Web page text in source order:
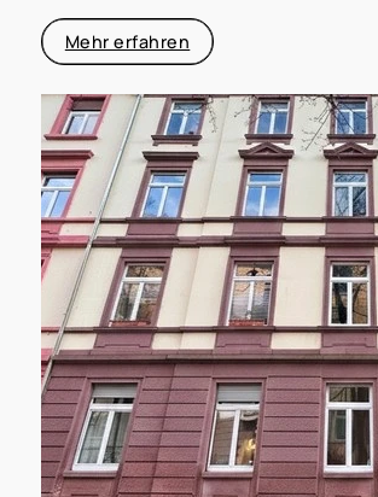
Mehr erfahren